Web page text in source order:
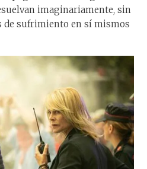
imaginariamente, sin
de sufrimiento en sí mismos